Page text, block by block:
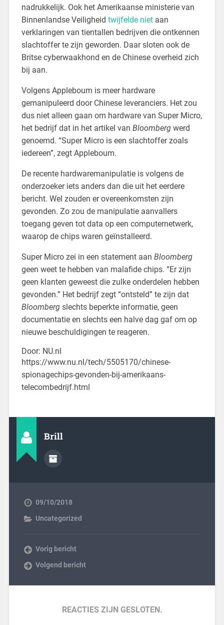
nadrukkelijk. Ook het Amerikaanse ministerie van
Binnenlandse Veiligheid twijfelde nietaan
verklaringen van tientallen bedrijven die ontkennen
slachtoffer te zijn geworden. Daar sloten ook de
Britse cyberwaakhond en de Chinese overheid zich
bij aan.
Volgens Appleboum is meer hardware
gemanipuleerd door Chinese leveranciers. Het zou
dus niet alleen gaan om hardware van Super Micro,
het bedrijf dat in het artikel van Bloombergwerd
genoemd. “Super Micro is een slachtoffer zoals
iedereen”, zegt Appleboum.
De recente hardwaremanipulatie is volgens de
onderzoeker iets anders dan die uit het eerdere
bericht. Wel zouden er overeenkomsten zijn
gevonden. Zo zou de manipulatie aanvallers
toegang geven tot data op een computernetwerk,
waarop de chips waren geïnstalleerd.
Super Micro zei in een statement aan Bloomberg
geen weet te hebben van malafide chips. “Er zijn
geen klanten geweest die zulke onderdelen hebben
gevonden.” Het bedrijf zegt “ontsteld” te zijn dat
Bloombergslechts beperkte informatie, geen
documentatie en slechts een halve dag gaf om op
nieuwe beschuldigingen te reageren.
Door: NU.nl
https://www.nu.nl/tech/5505170/chinese-
spionagechips-gevonden-bij-amerikaans-
telecombedrijf.html
Brill
09/10/2018
Uncategorized
Vorig bericht
Volgend bericht
REACTIES ZIJN GESLOTEN.